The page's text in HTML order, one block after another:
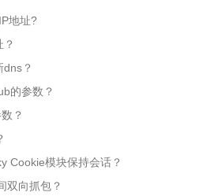
地址?
？
的参数？
？
Cookie模块保持会话？
双向抓包？